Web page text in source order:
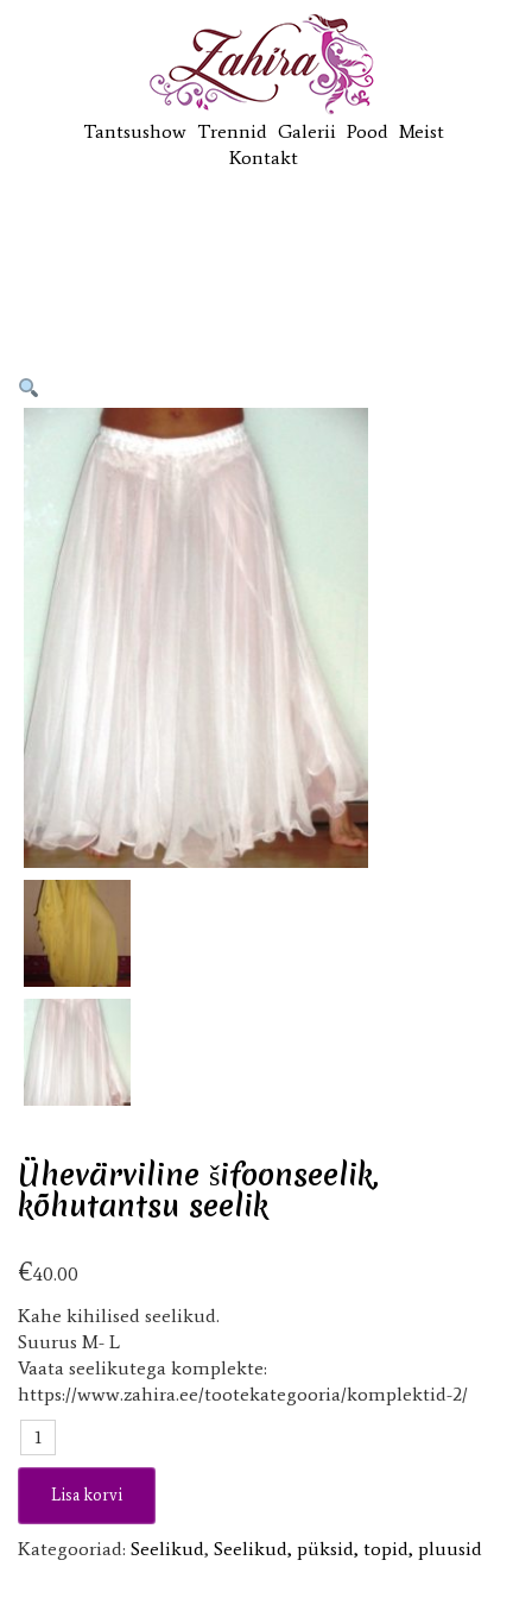
Tantsushow Trennid Galerii Pood Meist
Kontakt
Ühevärviline šifoonseelik,
kõhutantsu seelik
€40.00
Kahe kihilised seelikud.
Suurus M- L
Vaata seelikutega komplekte:
https://www.zahira.ee/tootekategooria/komplektid-2/
Ühevärviline
šifoonseelik,
kõhutantsu
Lisa korvi
Kategooriad: Seelikud, Seelikud, püksid, topid, pluusid